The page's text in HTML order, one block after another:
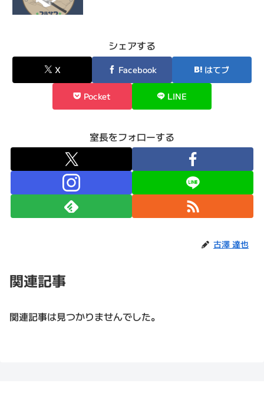
シェアする
X Facebook はてブ
Pocket LINE
室長をフォローする
古澤 達也
関連記事
関連記事は見つかりませんでした。